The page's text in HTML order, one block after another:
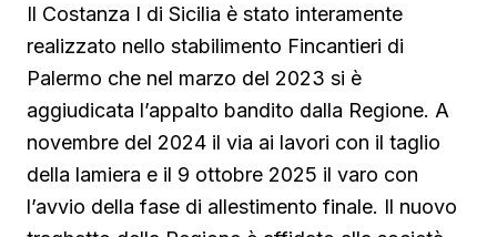
Il Costanza I di Sicilia è stato interamente
realizzato nello stabilimento Fincantieri di
Palermo che nel marzo del 2023 si è
aggiudicata l’appalto bandito dalla Regione. A
novembre del 2024 il via ai lavori con il taglio
della lamiera e il 9 ottobre 2025 il varo con
l’avvio della fase di allestimento finale. Il nuovo